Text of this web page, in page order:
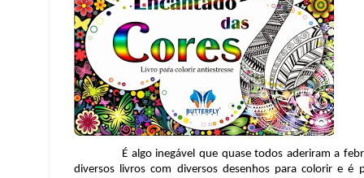
É algo inegável que quase todos aderiram a febre
diversos livros com diversos desenhos para colorir e é